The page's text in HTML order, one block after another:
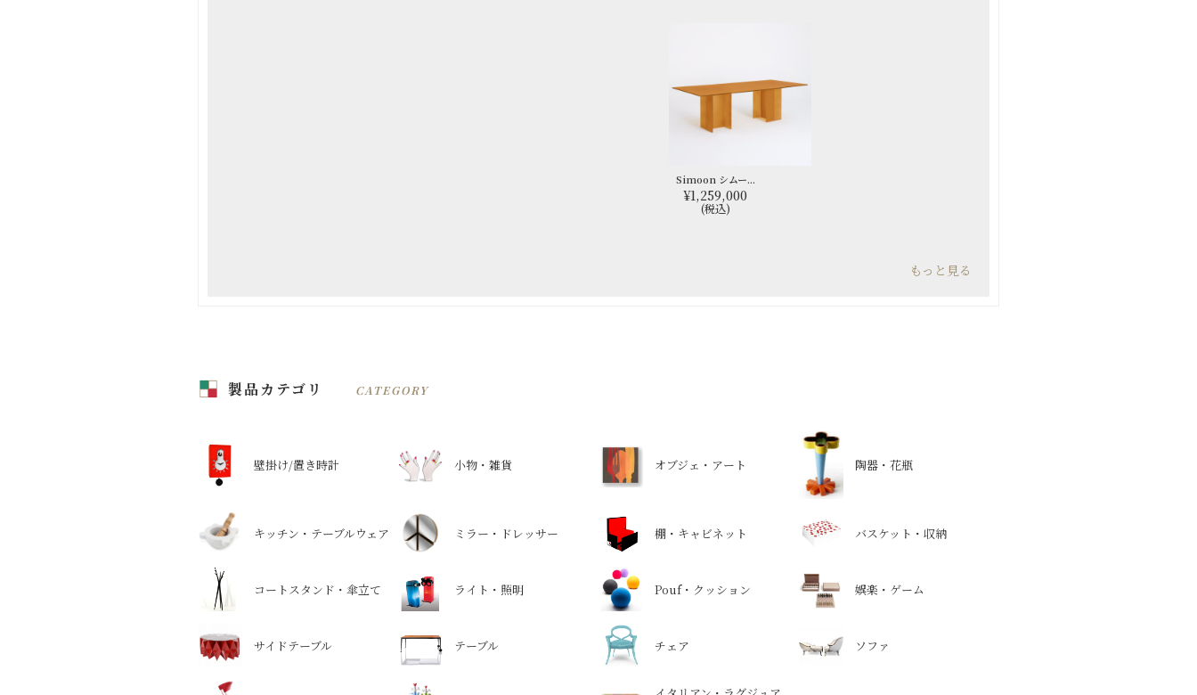
Simoon シムー...
¥1,259,000
(税込)
もっと見る
製品カテゴリ CATEGORY
壁掛け/置き時計 小物・雑貨 オブジェ・アート 陶器・花瓶
キッチン・テーブルウェア ミラー・ドレッサー 棚・キャビネット バスケット・収納
コートスタンド・傘立て ライト・照明 Pouf・クッション 娯楽・ゲーム
サイドテーブル テーブル チェア ソファ